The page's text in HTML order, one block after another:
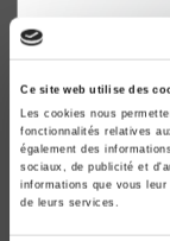
Ce site web utilise des
Les cookies nous
fonctionnalités relatives
également des
sociaux, de publicité et
informations que vous
de leurs services.
Gouverner la
Urbanisme et
Gilles Pinson